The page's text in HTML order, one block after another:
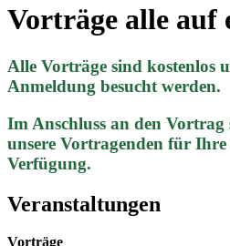
Vorträge alle auf
Alle Vorträge sind kostenlos
Anmeldung besucht werden.
Im Anschluss an den Vortrag
unsere Vortragenden für
Verfügung.
Veranstaltungen
Vorträge